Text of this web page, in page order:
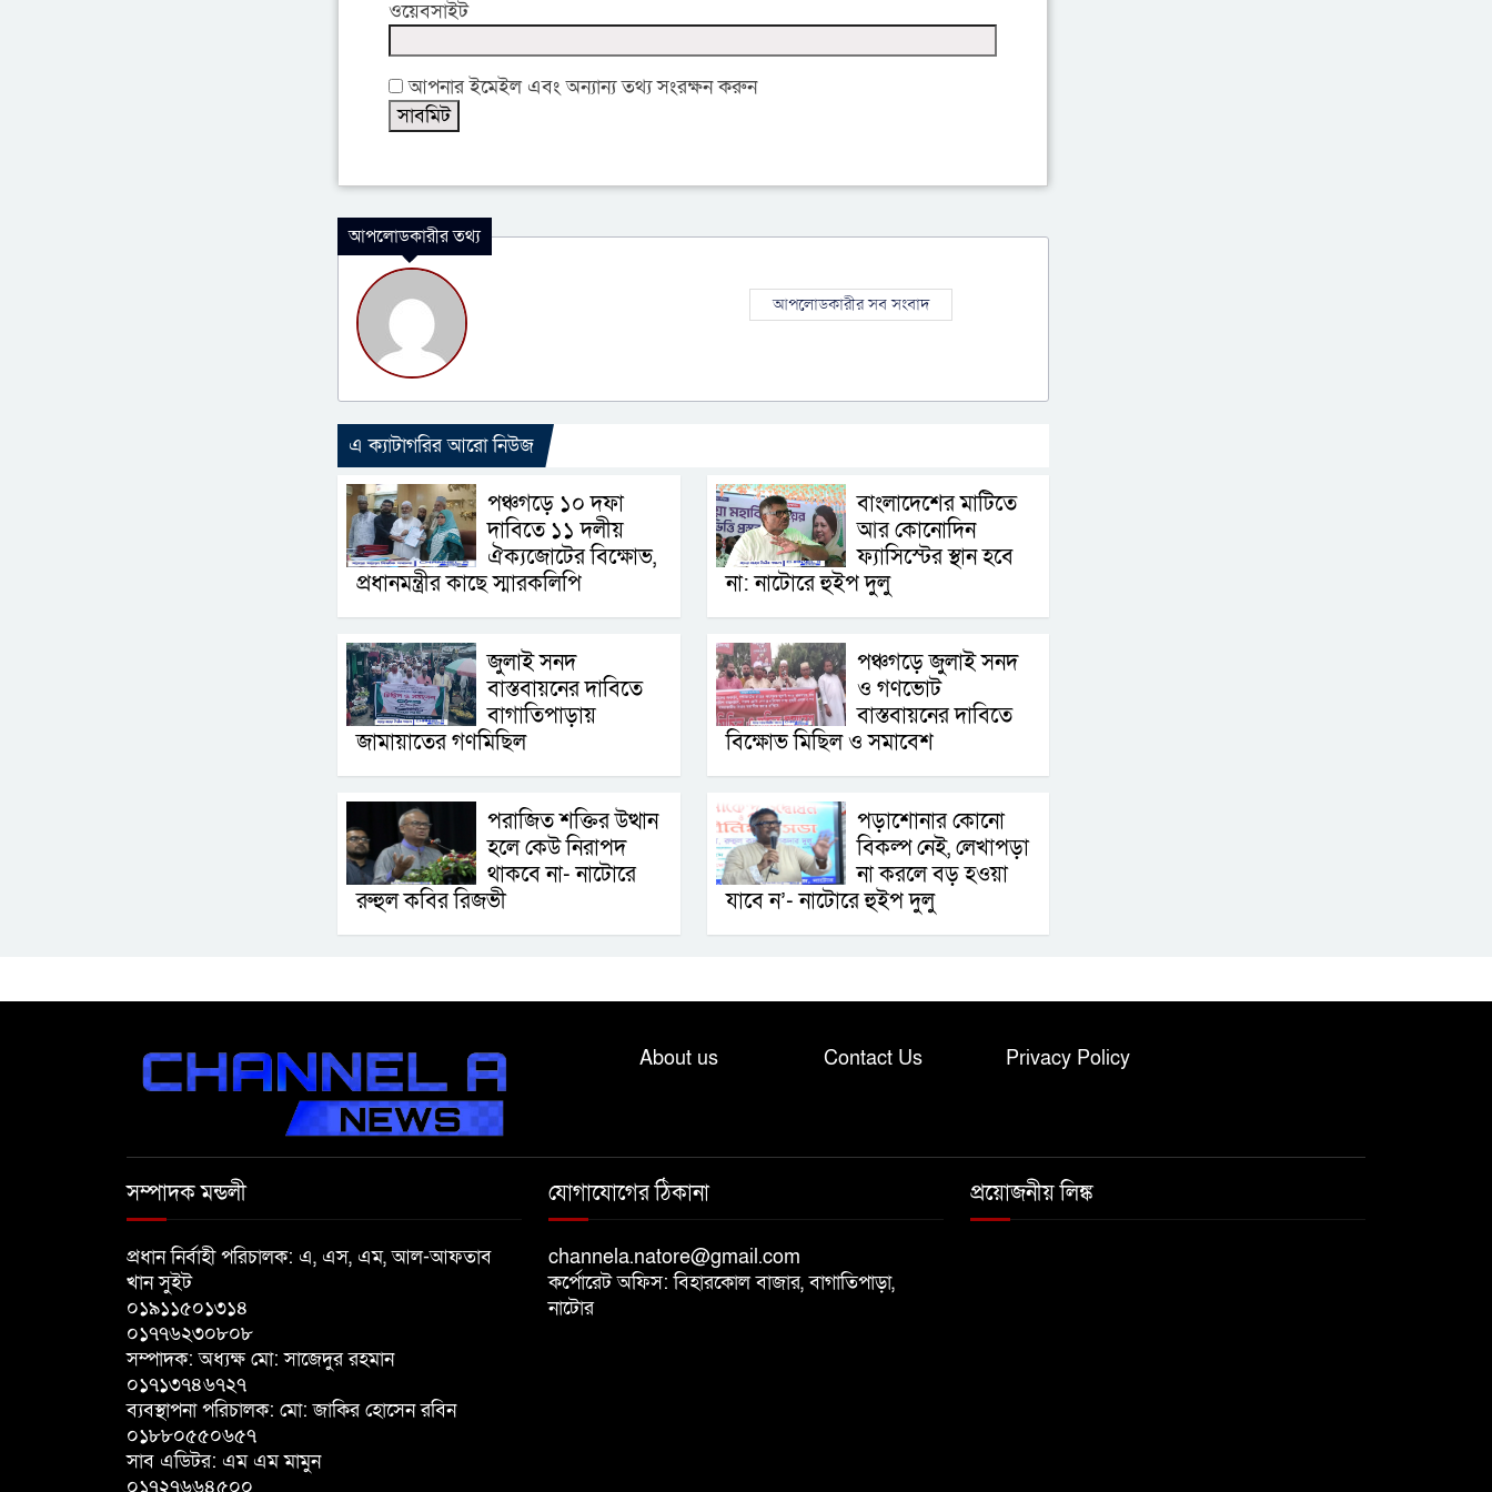
ওয়েবসাইট
আপনার ইমেইল এবং অন্যান্য তথ্য সংরক্ষন করুন
আপলোডকারীর তথ্য
আপলোডকারীর সব সংবাদ
এ ক্যাটাগরির আরো নিউজ
পঞ্চগড়ে ১০ দফা
দাবিতে ১১ দলীয়
ঐক্যজোটের বিক্ষোভ,
প্রধানমন্ত্রীর কাছে স্মারকলিপি
বাংলাদেশের মাটিতে
আর কোনোদিন
ফ্যাসিস্টের স্থান হবে
না: নাটোরে হুইপ দুলু
জুলাই সনদ
বাস্তবায়নের দাবিতে
বাগাতিপাড়ায়
জামায়াতের গণমিছিল
পঞ্চগড়ে জুলাই সনদ
ও গণভোট
বাস্তবায়নের দাবিতে
বিক্ষোভ মিছিল ও সমাবেশ
পরাজিত শক্তির উত্থান
হলে কেউ নিরাপদ
থাকবে না- নাটোরে
রুহুল কবির রিজভী
পড়াশোনার কোনো
বিকল্প নেই, লেখাপড়া
না করলে বড় হওয়া
যাবে ন’- নাটোরে হুইপ দুলু
About us Contact Us Privacy Policy
সম্পাদক মন্ডলী
প্রধান নির্বাহী পরিচালক: এ, এস, এম, আল-আফতাব
খান সুইট
০১৯১১৫০১৩১৪
০১৭৭৬২৩০৮০৮
সম্পাদক: অধ্যক্ষ মো: সাজেদুর রহমান
০১৭১৩৭৪৬৭২৭
ব্যবস্থাপনা পরিচালক: মো: জাকির হোসেন রবিন
০১৮৮০৫৫০৬৫৭
সাব এডিটর: এম এম মামুন
যোগাযোগের ঠিকানা
channela.natore@gmail.com
কর্পোরেট অফিস: বিহারকোল বাজার, বাগাতিপাড়া,
নাটোর
প্রয়োজনীয় লিঙ্ক